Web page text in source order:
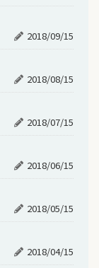
2018/09/15
2018/08/15
2018/07/15
2018/06/15
2018/05/15
2018/04/15